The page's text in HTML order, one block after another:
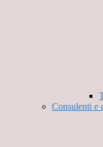
Consulenti e